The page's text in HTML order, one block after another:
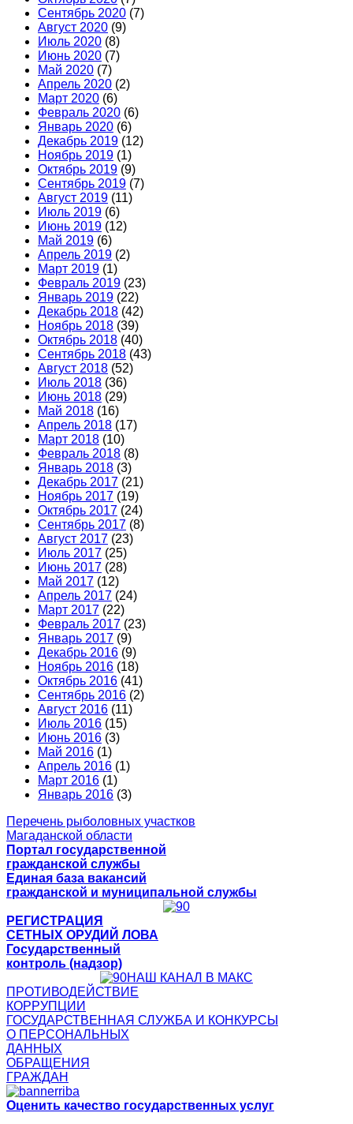
Сентябрь 2020 (7)
Август 2020 (9)
Июль 2020 (8)
Июнь 2020 (7)
Май 2020 (7)
Апрель 2020 (2)
Март 2020 (6)
Февраль 2020 (6)
Январь 2020 (6)
Декабрь 2019 (12)
Ноябрь 2019 (1)
Октябрь 2019 (9)
Сентябрь 2019 (7)
Август 2019 (11)
Июль 2019 (6)
Июнь 2019 (12)
Май 2019 (6)
Апрель 2019 (2)
Март 2019 (1)
Февраль 2019 (23)
Январь 2019 (22)
Декабрь 2018 (42)
Ноябрь 2018 (39)
Октябрь 2018 (40)
Сентябрь 2018 (43)
Август 2018 (52)
Июль 2018 (36)
Июнь 2018 (29)
Май 2018 (16)
Апрель 2018 (17)
Март 2018 (10)
Февраль 2018 (8)
Январь 2018 (3)
Декабрь 2017 (21)
Ноябрь 2017 (19)
Октябрь 2017 (24)
Сентябрь 2017 (8)
Август 2017 (23)
Июль 2017 (25)
Июнь 2017 (28)
Май 2017 (12)
Апрель 2017 (24)
Март 2017 (22)
Февраль 2017 (23)
Январь 2017 (9)
Декабрь 2016 (9)
Ноябрь 2016 (18)
Октябрь 2016 (41)
Сентябрь 2016 (2)
Август 2016 (11)
Июль 2016 (15)
Июнь 2016 (3)
Май 2016 (1)
Апрель 2016 (1)
Март 2016 (1)
Январь 2016 (3)
Перечень рыболовных участков
Магаданской области
Портал государственной
гражданской службы
Единая база вакансий
гражданской и муниципальной службы
РЕГИСТРАЦИЯ
СЕТНЫХ ОРУДИЙ ЛОВА
Государственный
контроль (надзор)
НАШ КАНАЛ В МАКС
ПРОТИВОДЕЙСТВИЕ
КОРРУПЦИИ
ГОСУДАРСТВЕННАЯ СЛУЖБА И КОНКУРСЫ
О ПЕРСОНАЛЬНЫХ
ДАННЫХ
ОБРАЩЕНИЯ
ГРАЖДАН
Оценить качество государственных услуг